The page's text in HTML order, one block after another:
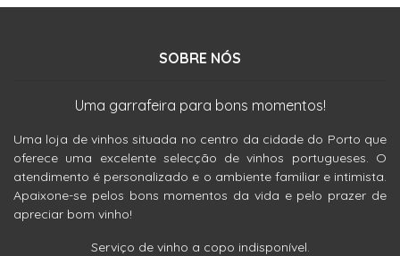
SOBRE NÓS
Uma garrafeira para bons momentos!
Uma loja de vinhos situada no centro da cidade do Porto que
oferece uma excelente selecção de vinhos portugueses. O
atendimento é personalizado e o ambiente familiar e intimista.
Apaixone-se pelos bons momentos da vida e pelo prazer de
apreciar bom vinho!
Serviço de vinho a copo indisponível.